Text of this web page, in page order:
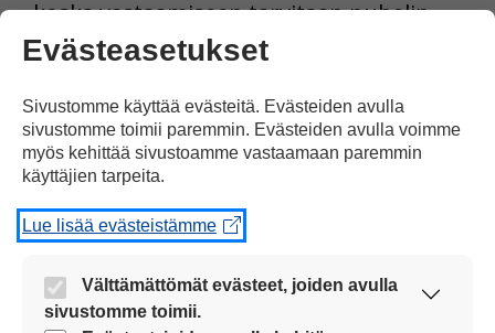
koska vastaamiseen tarvitaan puhelin.
Tulosta uutinen
Jaa Facebookissa
Evästeasetukset
Sivustomme käyttää evästeitä. Evästeiden avulla
sivustomme toimii paremmin. Evästeiden avulla voimme
myös kehittää sivustoamme vastaamaan paremmin
käyttäjien tarpeita.
Lue lisää evästeistämme
Välttämättömät evästeet, joiden avulla
sivustomme toimii.